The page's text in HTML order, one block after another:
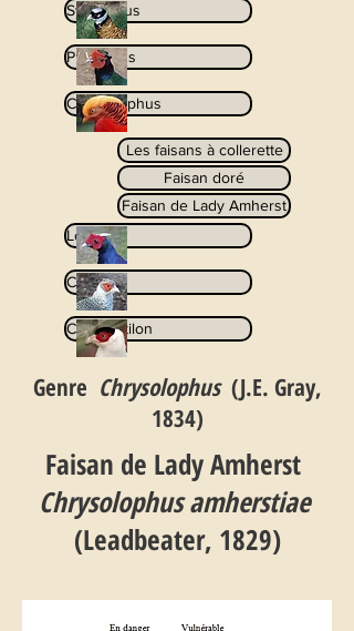
Syrmaticus
Phasianus
Chrysolophus
Les faisans à collerette
Faisan doré
Faisan de Lady Amherst
Lophura
Catreus
Crossoptilon
Genre Chrysolophus(J.E. Gray,
1834)
Faisan de Lady Amherst
Chrysolophus amherstiae
(Leadbeater, 1829)